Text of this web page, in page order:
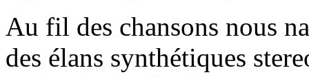
Au fil des chansons nous
des élans synthétiques